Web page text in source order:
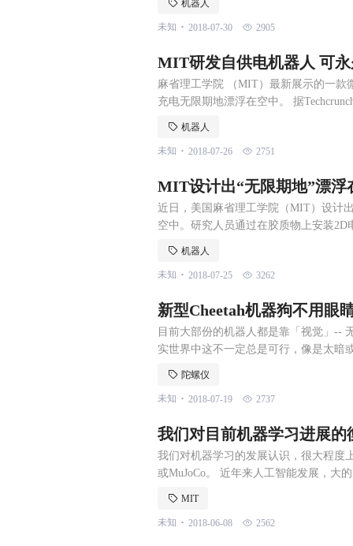
狗，应用于建筑、物流、安保、生活助
机器人
未知 . 2018-07-30 2905
MIT研发自供电机器人 可
麻省理工学院 （MIT）最新展示的一款
充电无限期地漂浮在空中。 据
而无需搭载电池。该系统将光能转换成
机器人
未知 . 2018-07-26 2751
MIT设计出“无限期地”漂浮
近日，美国麻省理工学院（MIT）设计
空中。研究人员通过在胶质物上安装
微小电荷，足够让设备上的机载环境传
机器人
未知 . 2018-07-25 3262
新型Cheetah机器狗不用眼
目前大部份的机器人都是靠「视觉」--
实世界中这不一定总是可行，像是太暗
果，就是最新一版的Cheetah机器狗，名
陀螺仪
未知 . 2018-07-19 2737
我们对目前机器学习进展的
我们对机器学习的发展认识，很大程度
或MuJoCo。 近年来人工智能发展，大
作的新研究，对过
MIT
未知 . 2018-06-08 2562